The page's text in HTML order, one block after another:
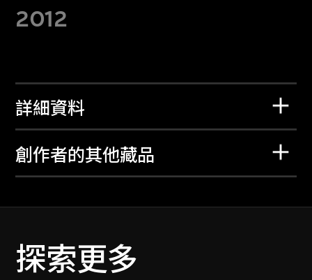
2012
詳細資料
創作者的其他藏品
探索更多